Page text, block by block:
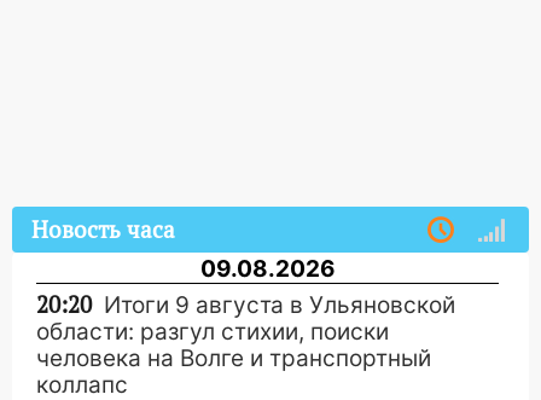
Новость часа
09.08.2026
20:20 Итоги 9 августа в Ульяновской
области: разгул стихии, поиски
человека на Волге и транспортный
коллапс